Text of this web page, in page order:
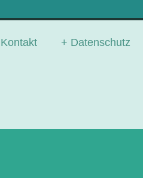
Kontakt Datenschutz